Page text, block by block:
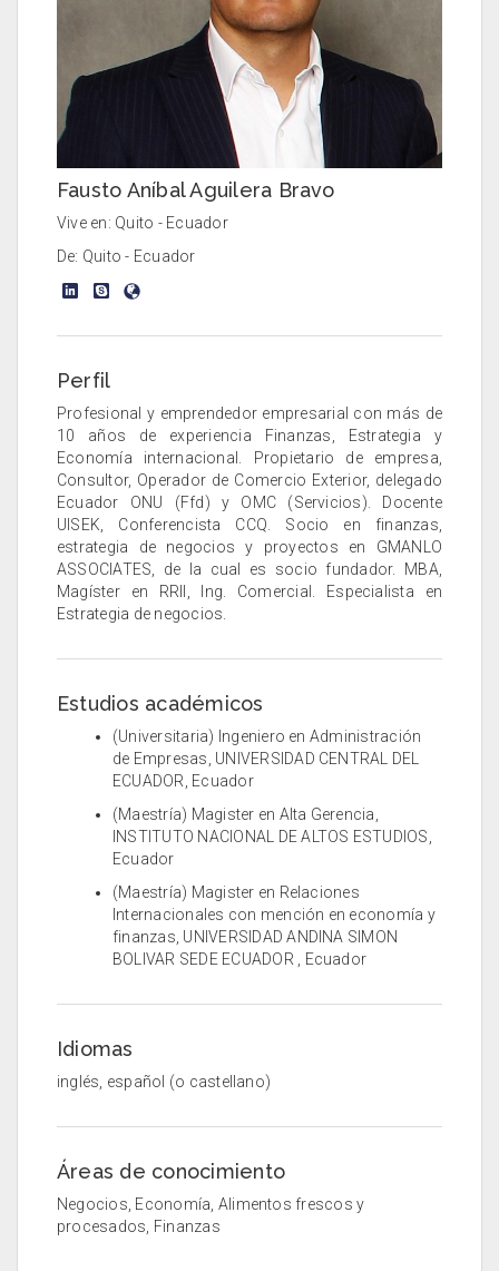
Fausto Aníbal Aguilera Bravo
Vive en: Quito - Ecuador
De: Quito - Ecuador
Perfil
Profesional y emprendedor empresarial con más de
10 años de experiencia Finanzas, Estrategia y
Economía internacional. Propietario de empresa,
Consultor, Operador de Comercio Exterior, delegado
Ecuador ONU (Ffd) y OMC (Servicios). Docente
UISEK, Conferencista CCQ. Socio en finanzas,
estrategia de negocios y proyectos en GMANLO
ASSOCIATES, de la cual es socio fundador. MBA,
Magíster en RRII, Ing. Comercial. Especialista en
Estrategia de negocios.
Estudios académicos
(Universitaria) Ingeniero en Administración
de Empresas, UNIVERSIDAD CENTRAL DEL
ECUADOR, Ecuador
(Maestría) Magister en Alta Gerencia,
INSTITUTO NACIONAL DE ALTOS ESTUDIOS,
Ecuador
(Maestría) Magister en Relaciones
Internacionales con mención en economía y
finanzas, UNIVERSIDAD ANDINA SIMON
BOLIVAR SEDE ECUADOR , Ecuador
Idiomas
inglés, español (o castellano)
Áreas de conocimiento
Negocios, Economía, Alimentos frescos y
procesados, Finanzas